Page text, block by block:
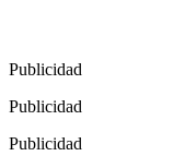
Publicidad
Publicidad
Publicidad